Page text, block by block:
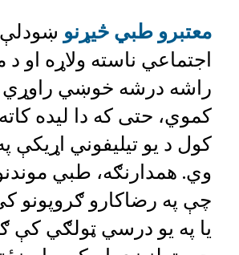
معتبرو طبي څیړنو
اجتماعي ناسته ولاړه او
راشه درشه خوښي راوړي
کموي، حتی که دا لیده
کول د یو تیلیفوني اړیکې
وي. همدارنګه، طبي
چې په رضاکارو ګروپونو
یا په یو درسي ټولګي کې